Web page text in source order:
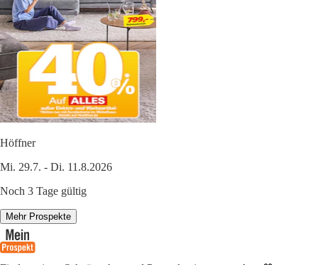
Höffner
Mi. 29.7. - Di. 11.8.2026
Noch 3 Tage gültig
Mehr Prospekte